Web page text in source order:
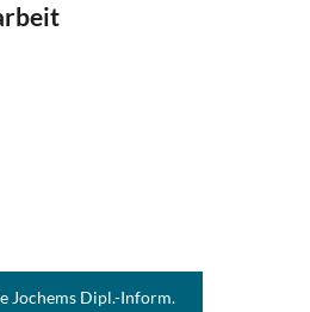
Jochems Dipl.-Inform.